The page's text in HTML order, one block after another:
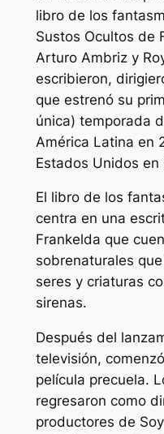
libro de los
Sustos Ocultos de
Arturo Ambriz y
escribieron,
que estrenó su
única) temporada
América Latina en
Estados Unidos en
El libro de los
centra en una
Frankelda que
sobrenaturales
seres y criaturas
sirenas.
Después del
televisión,
película precuela.
regresaron como
productores de